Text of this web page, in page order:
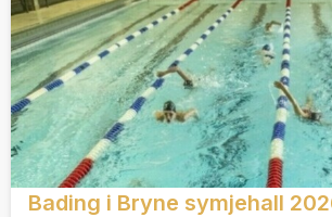
Bading i Bryne symjehall